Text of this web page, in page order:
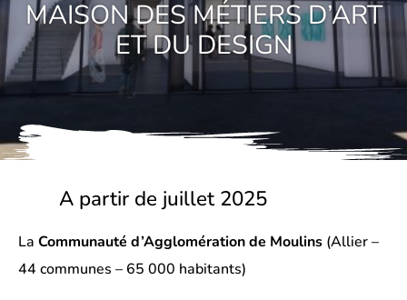
MAISON DES MÉTIERS D’ART
ET DU DESIGN
A partir de juillet 2025
La Communauté d’Agglomération de Moulins (Allier –
44 communes – 65 000 habitants)